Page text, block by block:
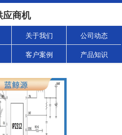
应商机
关于我们 公司动态
客户案例 产品知识